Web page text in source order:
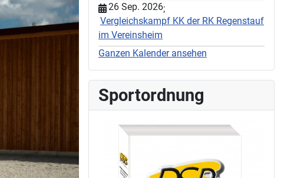
26 Sep. 2026;
Vergleichskampf KK der RK Regenstauf
im Vereinsheim
Ganzen Kalender ansehen
Sportordnung